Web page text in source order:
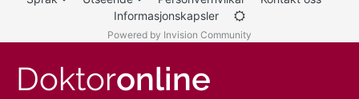
Informasjonskapsler
Powered by Invision Community
Doktoronline